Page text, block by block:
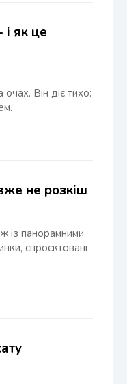
як це
Він діє тихо:
не розкіш
із панорамними
спроєктовані